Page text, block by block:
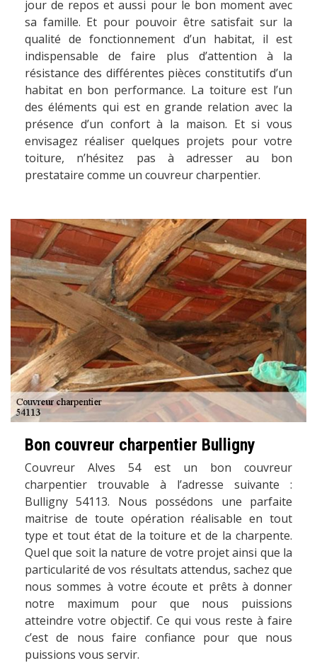
jour de repos et aussi pour le bon moment avec
sa famille. Et pour pouvoir être satisfait sur la
qualité de fonctionnement d’un habitat, il est
indispensable de faire plus d’attention à la
résistance des différentes pièces constitutifs d’un
habitat en bon performance. La toiture est l’un
des éléments qui est en grande relation avec la
présence d’un confort à la maison. Et si vous
envisagez réaliser quelques projets pour votre
toiture, n’hésitez pas à adresser au bon
prestataire comme un couvreur charpentier.
Bon couvreur charpentier Bulligny
Couvreur Alves 54 est un bon couvreur
charpentier trouvable à l’adresse suivante :
Bulligny 54113. Nous possédons une parfaite
maitrise de toute opération réalisable en tout
type et tout état de la toiture et de la charpente.
Quel que soit la nature de votre projet ainsi que la
particularité de vos résultats attendus, sachez que
nous sommes à votre écoute et prêts à donner
notre maximum pour que nous puissions
atteindre votre objectif. Ce qui vous reste à faire
c’est de nous faire confiance pour que nous
puissions vous servir.